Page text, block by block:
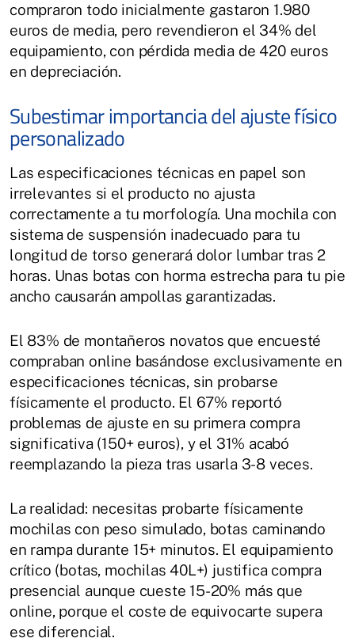
compraron todo inicialmente gastaron 1.980
euros de media, pero revendieron el 34% del
equipamiento, con pérdida media de 420 euros
en depreciación.
Subestimar importancia del ajuste físico
personalizado
Las especificaciones técnicas en papel son
irrelevantes si el producto no ajusta
correctamente a tu morfología. Una mochila con
sistema de suspensión inadecuado para tu
longitud de torso generará dolor lumbar tras 2
horas. Unas botas con horma estrecha para tu pie
ancho causarán ampollas garantizadas.
El 83% de montañeros novatos que encuesté
compraban online basándose exclusivamente en
especificaciones técnicas, sin probarse
físicamente el producto. El 67% reportó
problemas de ajuste en su primera compra
significativa (150+ euros), y el 31% acabó
reemplazando la pieza tras usarla 3-8 veces.
La realidad: necesitas probarte físicamente
mochilas con peso simulado, botas caminando
en rampa durante 15+ minutos. El equipamiento
crítico (botas, mochilas 40L+) justifica compra
presencial aunque cueste 15-20% más que
online, porque el coste de equivocarte supera
ese diferencial.